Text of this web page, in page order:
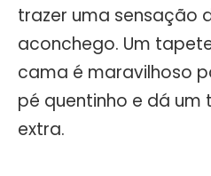
trazer uma sensação
aconchego. Um
cama é maravilhoso
pé quentinho e dá
extra.